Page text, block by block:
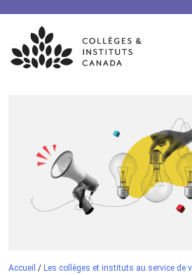
Skip
content
Accueil / Les collèges et instituts au service de